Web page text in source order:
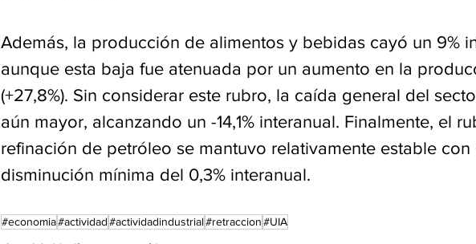
Además, la producción de alimentos y bebidas cayó un 9%
aunque esta baja fue atenuada por un aumento en la
(+27,8%). Sin considerar este rubro, la caída general del
aún mayor, alcanzando un -14,1% interanual. Finalmente, el
refinación de petróleo se mantuvo relativamente estable con
disminución mínima del 0,3% interanual.
#economia#actividad#actividadindustrial#retraccion#UIA